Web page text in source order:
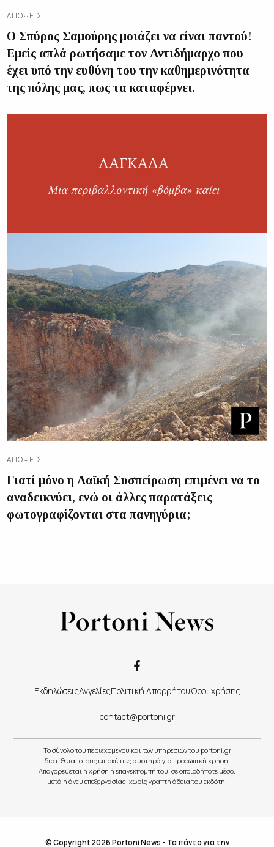
ΑΠΌΨΕΙΣ
Ο Σπύρος Σαμούρης μοιάζει να είναι παντού!
Εμείς απλά ρωτήσαμε τον Αντιδήμαρχο που
έχει υπό την ευθύνη του την καθημερινότητα
της πόλης μας, πως τα καταφέρνει.
ΑΠΌΨΕΙΣ
Γιατί μόνο η Λαϊκή Συσπείρωση επιμένει να το
αναδεικνύει, ενώ οι άλλες παρατάξεις
φωτογραφίζονται στα πανηγύρια;
ΕκδηλώσειςΑγγελίεςΠολιτική ΑπορρήτουΌροι χρήσης
contact@portoni.gr
Το σύνολο του περιεχομένου και των υπηρεσιών του portoni.gr
διατίθεται στους επισκέπτες αυστηρά για προσωπική χρήση.
Απαγορεύεται η χρήση ή επανεκπομπή του, σε οποιοδήποτε μέσο,
μετά ή άνευ επεξεργασίας, χωρίς γραπτή άδεια του εκδότη.
© Copyright 2026 Portoni News - Τα πάντα για την